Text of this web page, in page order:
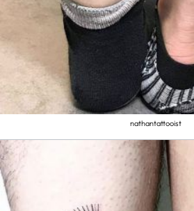
nathantattooist